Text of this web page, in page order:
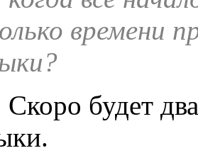
времени
Скоро будет